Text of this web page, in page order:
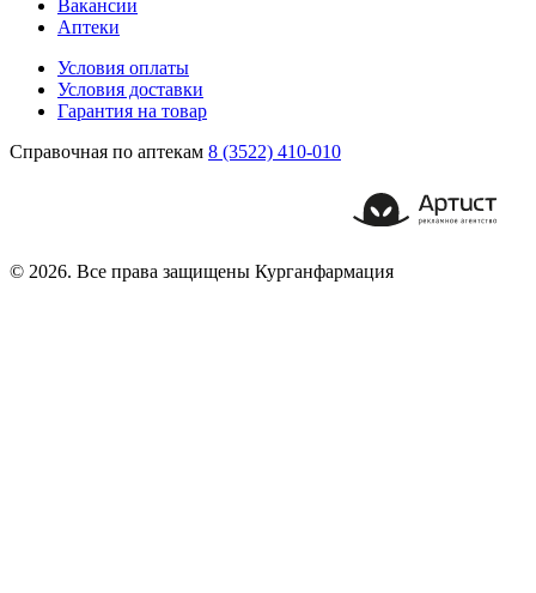
Вакансии
Аптеки
Условия оплаты
Условия доставки
Гарантия на товар
Справочная по аптекам 8 (3522) 410-010
© 2026. Все права защищены Курганфармация